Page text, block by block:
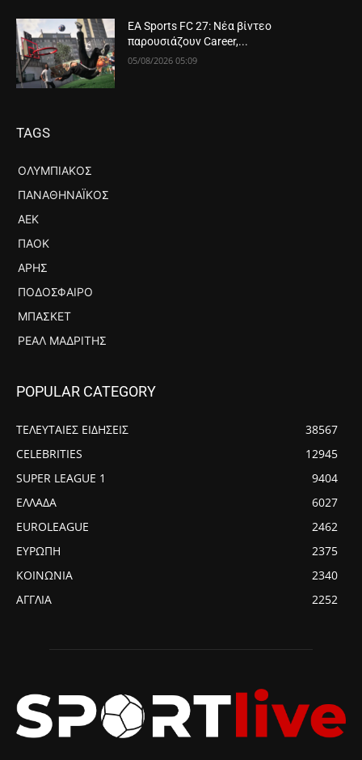
EA Sports FC 27: Νέα βίντεο
παρουσιάζουν Career,...
05/08/2026 05:09
TAGS
ΟΛΥΜΠΙΑΚΌΣ
ΠΑΝΑΘΗΝΑΪΚΌΣ
ΑΕΚ
ΠΑΟΚ
ΆΡΗΣ
ΠΟΔΌΣΦΑΙΡΟ
ΜΠΆΣΚΕΤ
ΡΕΆΛ ΜΑΔΡΊΤΗΣ
POPULAR CATEGORY
ΤΕΛΕΥΤΑΙΕΣ ΕΙΔΗΣΕΙΣ
38567
CELEBRITIES
12945
SUPER LEAGUE 1
9404
ΕΛΛΑΔΑ
6027
EUROLEAGUE
2462
ΕΥΡΩΠΗ
2375
ΚΟΙΝΩΝΙΑ
2340
ΑΓΓΛΙΑ
2252